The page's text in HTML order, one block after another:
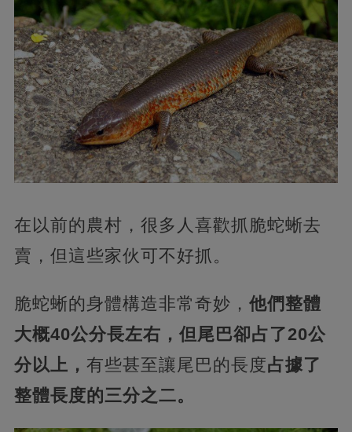
在以前的農村，很多人喜歡抓脆蛇蜥去
賣，但這些家伙可不好抓。
脆蛇蜥的身體構造非常奇妙， 他們整體
大概40公分長左右，但尾巴卻占了20公
分以上， 有些甚至讓尾巴的長度占據了
整體長度的三分之二。